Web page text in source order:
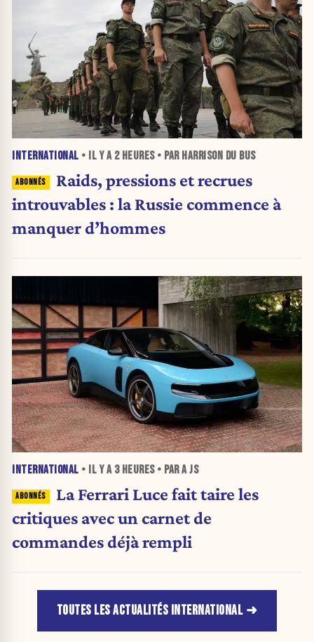
INTERNATIONAL • IL Y A 2 HEURES• PAR HARRISON DU BUS
Raids, pressions et recrues
introuvables : la Russie commence à
manquer d’hommes
INTERNATIONAL • IL Y A 3 HEURES• PAR A JS
La Ferrari Luce fait taire les
critiques avec un carnet de
commandes déjà rempli
TOUTES LES ACTUALITÉS INTERNATIONAL